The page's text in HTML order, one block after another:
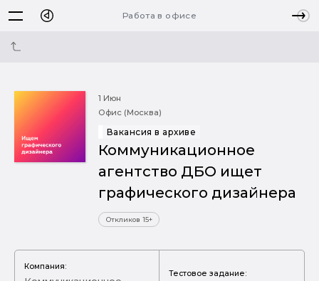
Работа в офисе
1 Июн
Офис (Москва)
Вакансия в архиве
Коммуникационное
агентство ДБО ищет
графического дизайнера
Откликов 15+
Компания:
Тестовое задание: